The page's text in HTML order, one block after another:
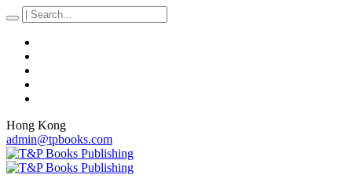
Hong Kong
admin@tpbooks.com